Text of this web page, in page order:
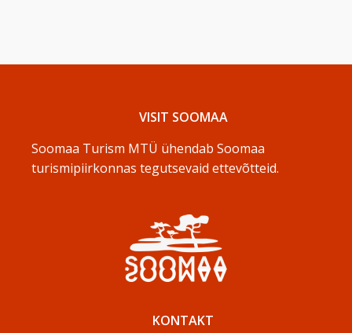
VISIT SOOMAA
Soomaa Turism MTÜ ühendab Soomaa
turismipiirkonnas tegutsevaid ettevõtteid.
KONTAKT